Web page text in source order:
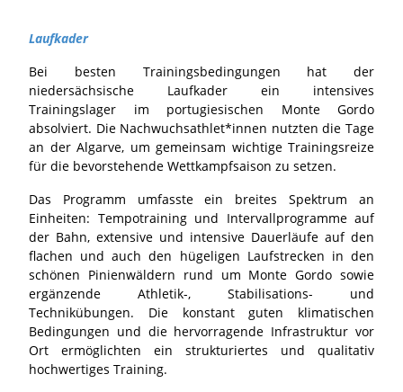
Laufkader
Bei besten Trainingsbedingungen hat der
niedersächsische Laufkader ein intensives
Trainingslager im portugiesischen Monte Gordo
absolviert. Die Nachwuchsathlet*innen nutzten die Tage
an der Algarve, um gemeinsam wichtige Trainingsreize
für die bevorstehende Wettkampfsaison zu setzen.
Das Programm umfasste ein breites Spektrum an
Einheiten: Tempotraining und Intervallprogramme auf
der Bahn, extensive und intensive Dauerläufe auf den
flachen und auch den hügeligen Laufstrecken in den
schönen Pinienwäldern rund um Monte Gordo sowie
ergänzende Athletik-, Stabilisations- und
Technikübungen. Die konstant guten klimatischen
Bedingungen und die hervorragende Infrastruktur vor
Ort ermöglichten ein strukturiertes und qualitativ
hochwertiges Training.